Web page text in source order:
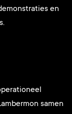
en
samen